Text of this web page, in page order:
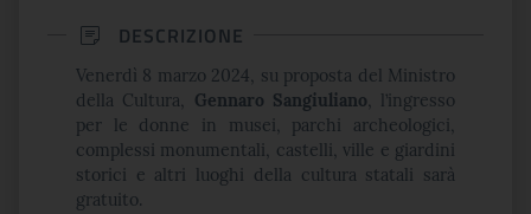
DESCRIZIONE
Venerdì 8 marzo 2024, su proposta del Ministro
della Cultura, Gennaro Sangiuliano, l’ingresso
per le donne in musei, parchi archeologici,
complessi monumentali, castelli, ville e giardini
storici e altri luoghi della cultura statali sarà
gratuito.